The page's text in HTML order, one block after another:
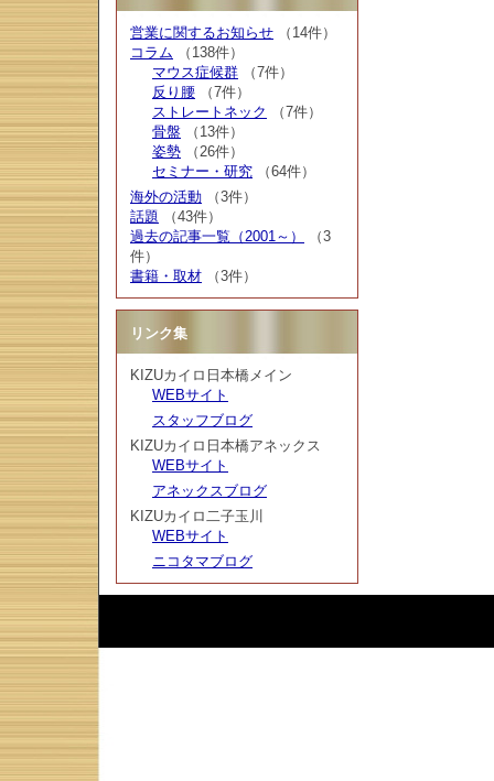
営業に関するお知らせ （14件）
コラム （138件）
マウス症候群 （7件）
反り腰 （7件）
ストレートネック
（7件）
骨盤 （13件）
姿勢 （26件）
セミナー・研究 （64件）
海外の活動 （3件）
話題 （43件）
過去の記事一覧（2001～）
（3
件）
書籍・取材 （3件）
リンク集
KIZUカイロ日本橋メイン
WEBサイト
スタッフブログ
KIZUカイロ日本橋アネックス
WEBサイト
アネックスブログ
KIZUカイロ二子玉川
WEBサイト
ニコタマブログ